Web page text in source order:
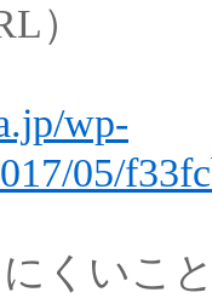
）
wp-
05/
くいこ